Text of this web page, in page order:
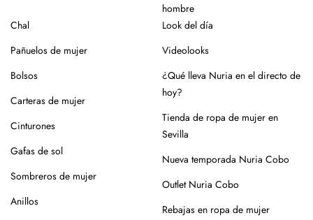
hombre
Chal
Pañuelos de mujer
Bolsos
Carteras de mujer
Cinturones
Gafas de sol
Sombreros de mujer
Anillos
Look del día
Videolooks
¿Qué lleva Nuria en el directo de
hoy?
Tienda de ropa de mujer en
Sevilla
Nueva temporada Nuria Cobo
Outlet Nuria Cobo
Rebajas en ropa de mujer